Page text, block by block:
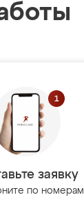
заявку
по номерам